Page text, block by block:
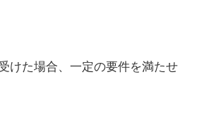
けた場合、一定の要件を満たせ